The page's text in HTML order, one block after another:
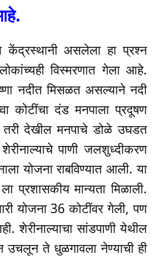
केंद्रस्थानी असलेला हा प्रश्न
विस्मरणात गेला आहे.
नदीत मिसळत असल्याने नदी
कोटींचा दंड मनपाला प्रदूषण
देखील मनपाचे डोळे उघडत
शेरीनाल्याचे पाणी जलशुध्दीकरण
योजना राबविण्यात आली. या
प्रशासकीय मान्यता मिळाली.
योजना 36 कोटींवर गेली, पण
शेरीनाल्याचा सांडपाणी येथील
उचलून ते धुळगावला नेण्याची ही